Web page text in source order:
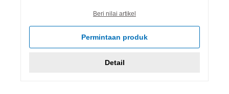
Beri nilai artikel
Permintaan produk
Detail